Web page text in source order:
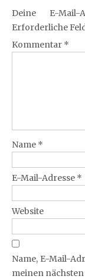
Deine E-
Erforderliche
Kommentar *
Name *
E-Mail-Adresse *
Website
Name, E-Mail-
meinen